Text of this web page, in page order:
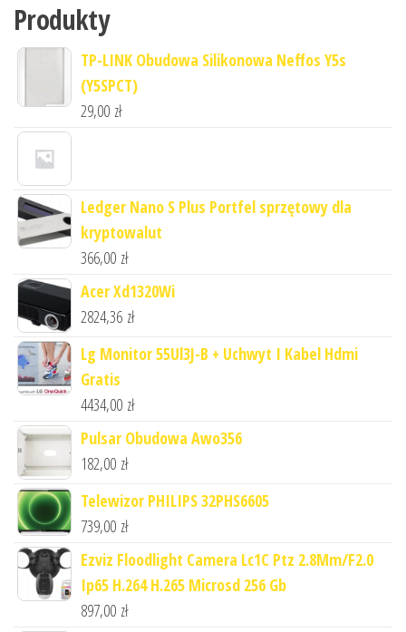
Produkty
TP-LINK Obudowa Silikonowa Neffos Y5s
(Y5SPCT)
29,00 zł
Ledger Nano S Plus Portfel sprzętowy dla
kryptowalut
366,00 zł
Acer Xd1320Wi
2824,36 zł
Lg Monitor 55Ul3J-B + Uchwyt I Kabel Hdmi
Gratis
4434,00 zł
Pulsar Obudowa Awo356
182,00 zł
Telewizor PHILIPS 32PHS6605
739,00 zł
Ezviz Floodlight Camera Lc1C Ptz 2.8Mm/F2.0
Ip65 H.264 H.265 Microsd 256 Gb
897,00 zł